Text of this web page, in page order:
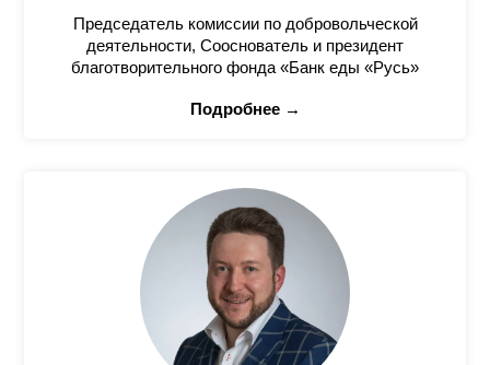
Председатель комиссии по добровольческой
деятельности, Сооснователь и президент
благотворительного фонда «Банк еды «Русь»
Подробнее →